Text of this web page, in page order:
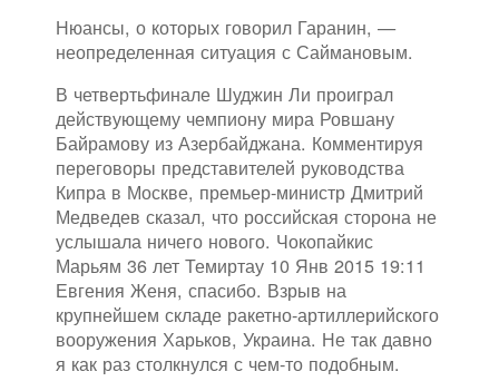
Нюансы, о которых говорил Гаранин, —
неопределенная ситуация с Саймановым.
В четвертьфинале Шуджин Ли проиграл
действующему чемпиону мира Ровшану
Байрамову из Азербайджана. Комментируя
переговоры представителей руководства
Кипра в Москве, премьер-министр Дмитрий
Медведев сказал, что российская сторона не
услышала ничего нового. Чокопайкис
Марьям 36 лет Темиртау 10 Янв 2015 19:11
Евгения Женя, спасибо. Взрыв на
крупнейшем складе ракетно-артиллерийского
вооружения Харьков, Украина. Не так давно
я как раз столкнулся с чем-то подобным.